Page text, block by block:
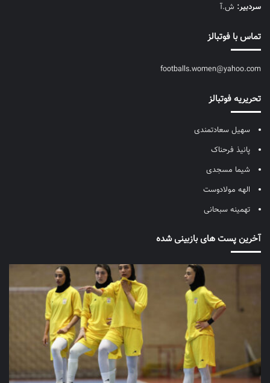
سردبیر: ش.آ
تماس با فوتبالز
footballs.women@yahoo.com
تحریریه فوتبالز
سهیل سعادتمندی
پانیذ فرحناک
شیما مسجدی
الهه مولادوست
تهمینه سبحانی
آخرین پست های بازبینی شده